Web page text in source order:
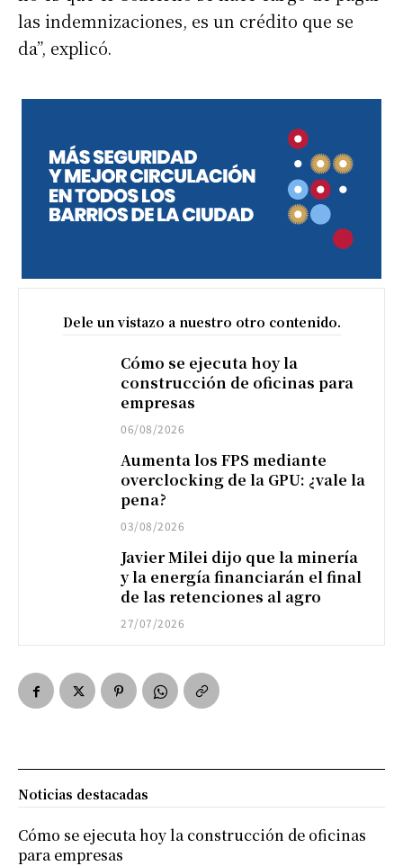
las indemnizaciones, es un crédito que se
da”, explicó.
Dele un vistazo a nuestro otro contenido.
Cómo se ejecuta hoy la
construcción de oficinas para
empresas
06/08/2026
Aumenta los FPS mediante
overclocking de la GPU: ¿vale la
pena?
03/08/2026
Javier Milei dijo que la minería
y la energía financiarán el final
de las retenciones al agro
27/07/2026
Noticias destacadas
Cómo se ejecuta hoy la construcción de oficinas
para empresas